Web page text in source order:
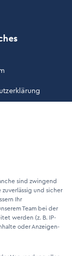
sind zwingend
und sicher
Ihr
Team bei der
werden (z. B. IP-
oder Anzeigen-